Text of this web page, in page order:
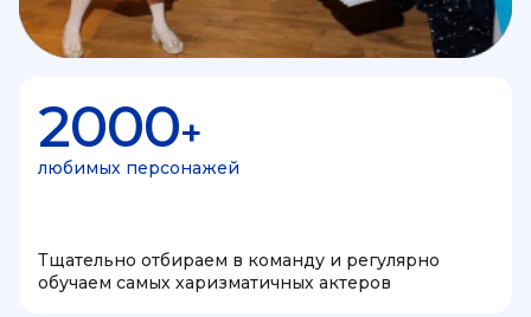
2000+
любимых персонажей
Тщательно отбираем в команду и регулярно
обучаем самых харизматичных актеров